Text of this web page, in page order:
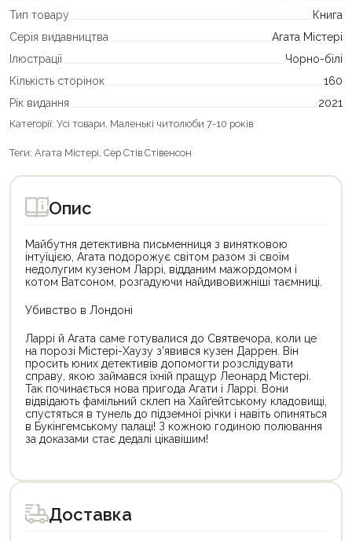
Тип товару
Книга
Серія видавництва
Агата Містері
Ілюстрації
Чорно-білі
Кількість сторінок
160
Рік видання
2021
Категорії: Усі товари Маленькі читолюби 7-10 років
Теги: Агата Містері Сер Стів Стівенсон
Опис
Майбутня детективна письменниця з винятковою
інтуїцією, Агата подорожує світом разом зі своїм
недолугим кузеном Ларрі, відданим мажордомом і
котом Ватсоном, розгадуючи найдивовижніші таємниці.
Убивство в Лондоні
Ларрі й Агата саме готувалися до Святвечора, коли це
на порозі Містері-Хаузу з’явився кузен Даррен. Він
просить юних детективів допомогти розслідувати
справу, якою займався їхній пращур Леонард Містері.
Так починається нова пригода Агати і Ларрі. Вони
відвідають фамільний склеп на Хайґейтському кладовищі,
спустяться в тунель до підземної річки і навіть опиняться
в Букінгемському палаці! З кожною годиною полювання
за доказами стає дедалі цікавішим!
товар
для
покупкиДоставка